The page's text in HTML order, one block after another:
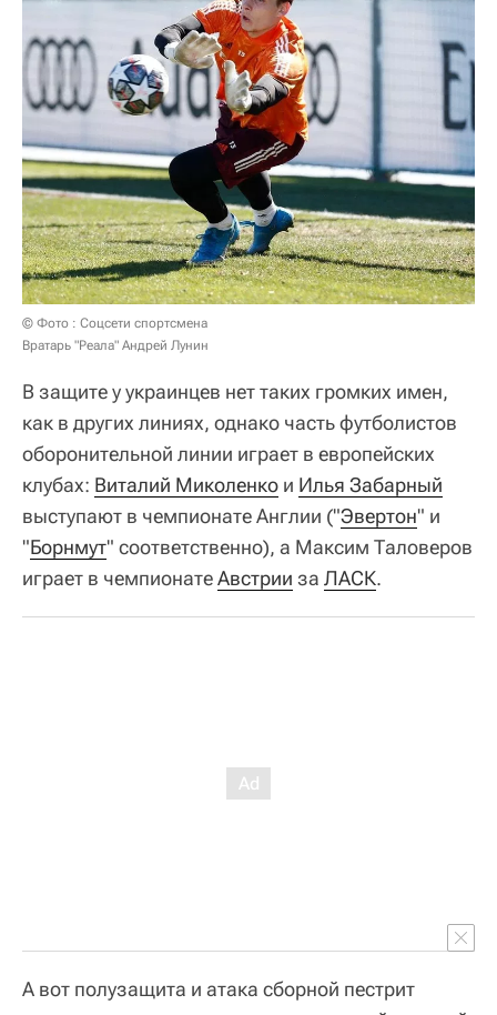
© Фото : Соцсети спортсмена
Вратарь "Реала" Андрей Лунин
В защите у украинцев нет таких громких имен,
как в других линиях, однако часть футболистов
оборонительной линии играет в европейских
клубах: Виталий Миколенко и Илья Забарный
выступают в чемпионате Англии ("Эвертон" и
"Борнмут" соответственно), а Максим Таловеров
играет в чемпионатеАвстрии за ЛАСК.
А вот полузащита и атака сборной пестрит